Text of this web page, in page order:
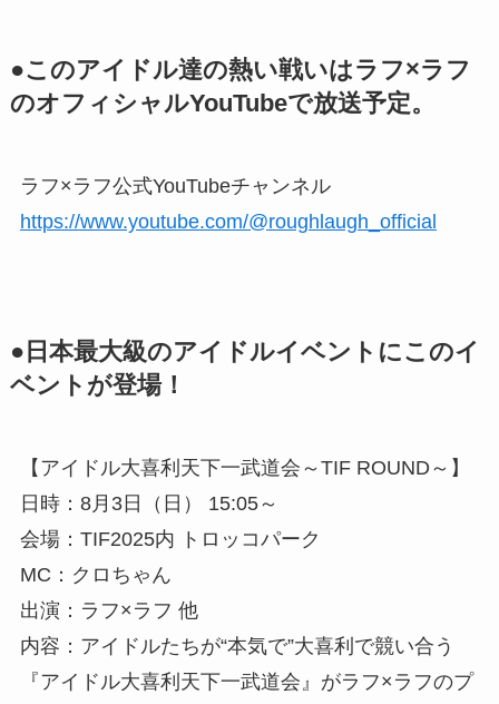
●このアイドル達の熱い戦いはラフ×ラフ
のオフィシャルYouTubeで放送予定。
ラフ×ラフ公式YouTubeチャンネル
https://www.youtube.com/@roughlaugh_official
●日本最大級のアイドルイベントにこのイ
ベントが登場！
【アイドル大喜利天下一武道会～TIF ROUND～】
日時：8月3日（日） 15:05～
会場：TIF2025内 トロッコパーク
MC：クロちゃん
出演：ラフ×ラフ 他
内容：アイドルたちが“本気で”大喜利で競い合う
『アイドル大喜利天下一武道会』がラフ×ラフのプ